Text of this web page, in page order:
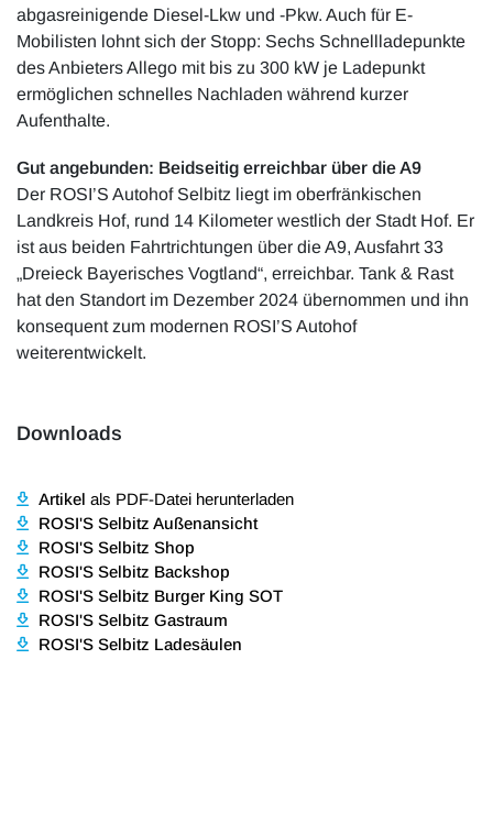
abgasreinigende Diesel-Lkw und -Pkw. Auch für E-
Mobilisten lohnt sich der Stopp: Sechs Schnellladepunkte
des Anbieters Allego mit bis zu 300 kW je Ladepunkt
ermöglichen schnelles Nachladen während kurzer
Aufenthalte.
Gut angebunden: Beidseitig erreichbar über die A9
Der ROSI’S Autohof Selbitz liegt im oberfränkischen
Landkreis Hof, rund 14 Kilometer westlich der Stadt Hof. Er
ist aus beiden Fahrtrichtungen über die A9, Ausfahrt 33
„Dreieck Bayerisches Vogtland“, erreichbar. Tank & Rast
hat den Standort im Dezember 2024 übernommen und ihn
konsequent zum modernen ROSI’S Autohof
weiterentwickelt.
Downloads
Artikel als PDF-Datei herunterladen
ROSI'S Selbitz Außenansicht
ROSI'S Selbitz Shop
ROSI'S Selbitz Backshop
ROSI'S Selbitz Burger King SOT
ROSI'S Selbitz Gastraum
ROSI'S Selbitz Ladesäulen